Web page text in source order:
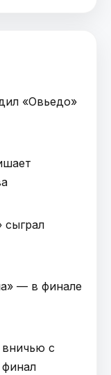
«Овьедо»
сыграл
— в финале
с